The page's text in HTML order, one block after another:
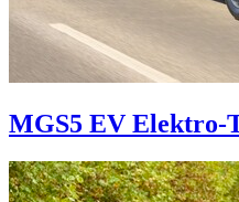
MGS5 EV Elektro-